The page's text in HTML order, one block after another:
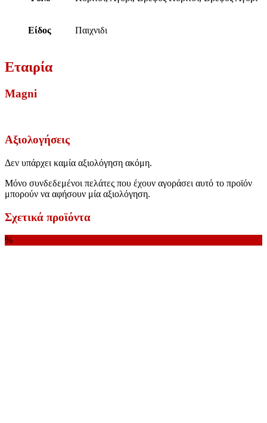
Είδος Παιχνιδι
Εταιρία
Magni
Αξιολογήσεις
Δεν υπάρχει καμία αξιολόγηση ακόμη.
Μόνο συνδεδεμένοι πελάτες που έχουν αγοράσει αυτό το προϊόν
μπορούν να αφήσουν μία αξιολόγηση.
Σχετικά προϊόντα
%